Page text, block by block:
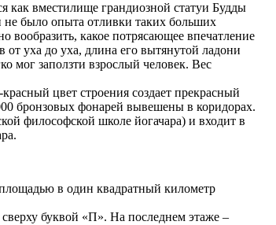
вместилище грандиозной статуи Будды
не было опыта отливки таких больших
вообразить, какое потрясающее впечатление
уха до уха, длина его вытянутой ладони
мог заползти взрослый человек. Вес
цвет строения создает прекрасный
бронзовых фонарей вывешены в коридорах.
философской школе йогачара) и входит в
в один квадратный километр
буквой «П». На последнем этаже –